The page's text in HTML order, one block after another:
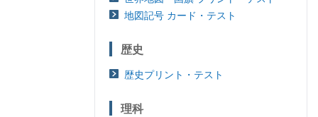
地図記号 カード・テスト
歴史
歴史プリント・テスト
理科